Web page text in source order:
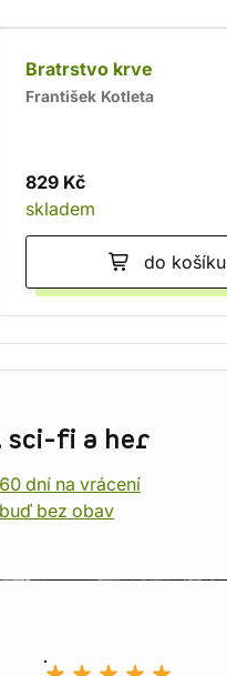
Bratrstvo krve
František Kotleta
829 Kč
skladem
do košíku
sci-fi a her
60 dní na vrácení
buď bez obav